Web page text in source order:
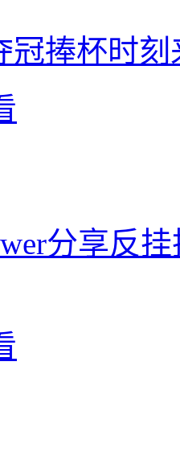
冠捧杯时刻
分享反